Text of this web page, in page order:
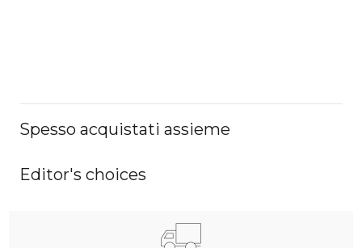
Spesso acquistati assieme
Editor's choices